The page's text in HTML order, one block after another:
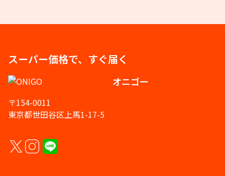
スーパー価格で、すぐ届く
オニゴー
〒154-0011
東京都世田谷区上馬1-17-5